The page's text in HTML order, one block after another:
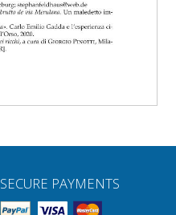
SECURE PAYMENTS